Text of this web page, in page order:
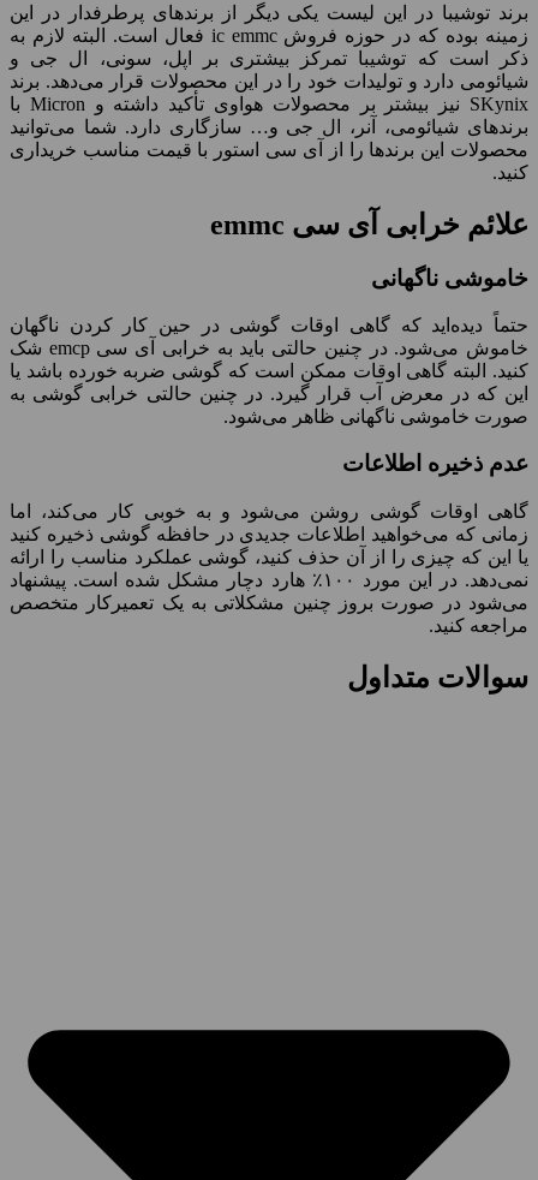
برند توشیبا در این لیست یکی دیگر از برندهای پرطرفدار در این
زمینه بوده که در حوزه فروش ic emmc فعال است. البته لازم به
ذکر است که توشیبا تمرکز بیشتری بر اپل، سونی، ال جی و
شیائومی دارد و تولیدات خود را در این محصولات قرار می‌دهد. برند
SKynix نیز بیشتر بر محصولات هواوی تأکید داشته و Micron با
برندهای شیائومی، آنر، ال جی و… سازگاری دارد. شما می‌توانید
محصولات این برندها را از آی سی استور با قیمت مناسب خریداری
کنید.
علائم خرابی آی سی emmc
خاموشی ناگهانی
حتماً دیده‌اید که گاهی اوقات گوشی در حین کار کردن ناگهان
خاموش می‌شود. در چنین حالتی باید به خرابی آی سی emcp شک
کنید. البته گاهی اوقات ممکن است که گوشی ضربه خورده باشد یا
این که در معرض آب قرار گیرد. در چنین حالتی خرابی گوشی به
صورت خاموشی ناگهانی ظاهر می‌شود.
عدم ذخیره اطلاعات
گاهی اوقات گوشی روشن می‌شود و به خوبی کار می‌کند، اما
زمانی که می‌خواهید اطلاعات جدیدی در حافظه گوشی ذخیره کنید
یا این که چیزی را از آن حذف کنید، گوشی عملکرد مناسب را ارائه
نمی‌دهد. در این مورد ۱۰۰٪ هارد دچار مشکل شده است. پیشنهاد
می‌شود در صورت بروز چنین مشکلاتی به یک تعمیرکار متخصص
مراجعه کنید.
سوالات متداول